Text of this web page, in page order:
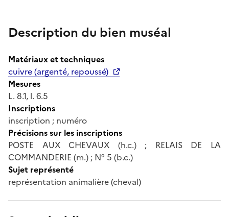
Description du bien muséal
Matériaux et techniques
cuivre (argenté, repoussé)
Mesures
L. 8.1, l. 6.5
Inscriptions
inscription ; numéro
Précisions sur les inscriptions
POSTE AUX CHEVAUX (h.c.) ; RELAIS DE LA
COMMANDERIE (m.) ; N° 5 (b.c.)
Sujet représenté
représentation animalière (cheval)